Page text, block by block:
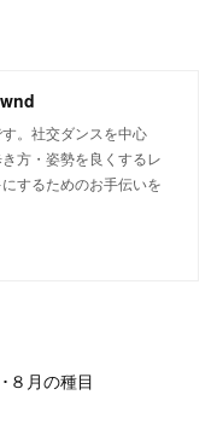
。社交ダンスを中心
方・姿勢を良くするレ
するためのお手伝いを
月の種目